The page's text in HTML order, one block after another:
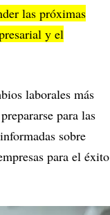
las próximas
y el
laborales más
para las
sobre
para el éxito